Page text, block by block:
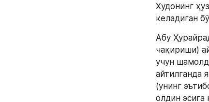
Худонинг
келадиган
Абу
чақириши)
учун
айтилганда
(унинг
олдин эсига